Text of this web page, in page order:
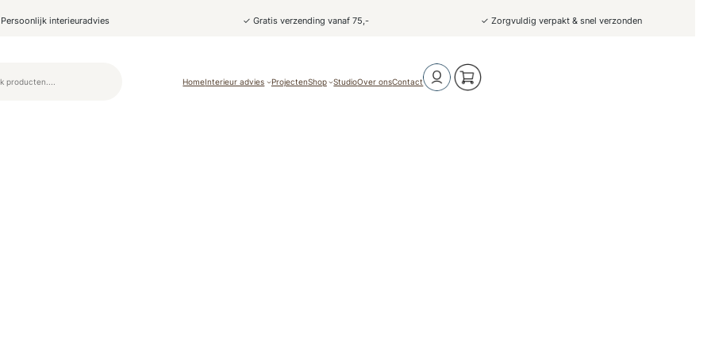
interieuradvies ✓ Gratis verzending vanaf 75,- ✓ Zorgvuldig verpakt & snel verzonden
HomeInterieur advies ProjectenShop StudioOver onsContact